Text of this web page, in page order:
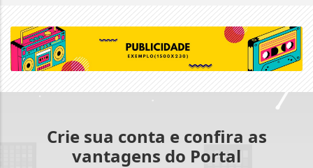
Crie sua conta e confira as
vantagens do Portal